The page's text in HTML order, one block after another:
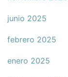
junio 2025
febrero 2025
enero 2025